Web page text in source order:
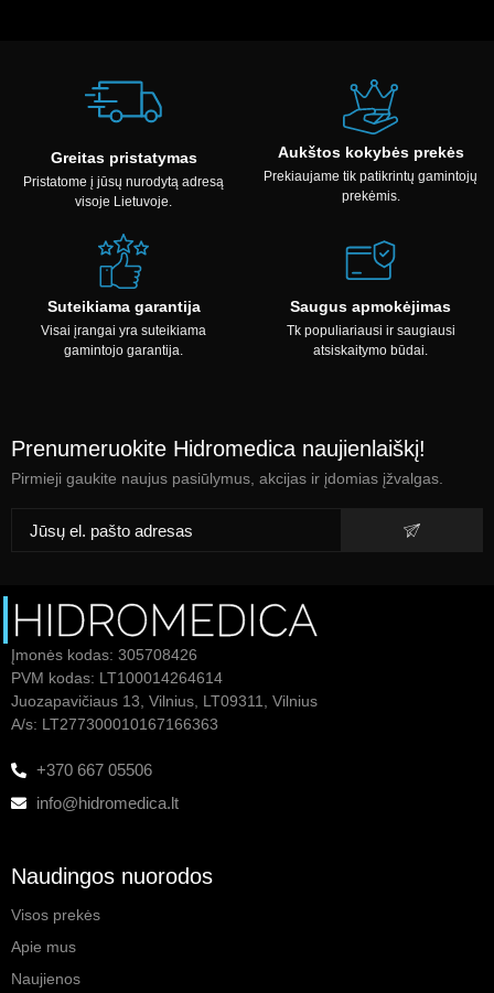
Greitas pristatymas
Pristatome į jūsų nurodytą adresą
visoje Lietuvoje.
Aukštos kokybės prekės
Prekiaujame tik patikrintų gamintojų
prekėmis.
Suteikiama garantija
Visai įrangai yra suteikiama
gamintojo garantija.
Saugus apmokėjimas
Tk populiariausi ir saugiausi
atsiskaitymo būdai.
Prenumeruokite Hidromedica naujienlaiškį!
Pirmieji gaukite naujus pasiūlymus, akcijas ir įdomias įžvalgas.
Įmonės kodas: 305708426
PVM kodas: LT100014264614
Juozapavičiaus 13, Vilnius, LT09311, Vilnius
A/s: LT277300010167166363
+370 667 05506
info@hidromedica.lt
Naudingos nuorodos
Visos prekės
Apie mus
Naujienos